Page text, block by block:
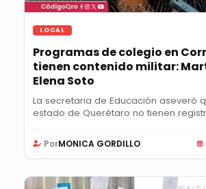
LOCAL
Programas de colegio en
tienen contenido militar:
Elena Soto
La secretaria de Educación aseveró
estado de Querétaro no tienen
PorMONICA GORDILLO